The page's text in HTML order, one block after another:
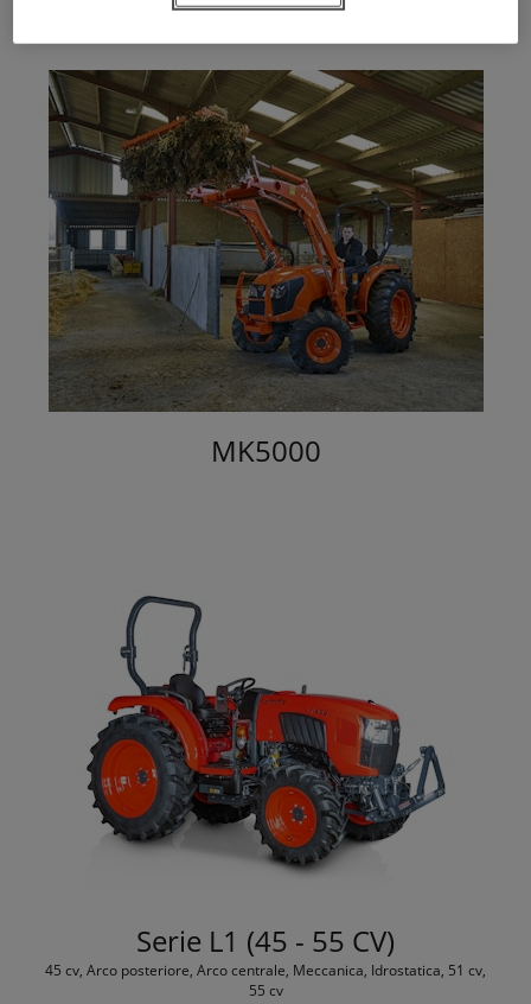
MK5000
Serie L1 (45 - 55 CV)
45 cv, Arco posteriore, Arco centrale, Meccanica, Idrostatica, 51 cv,
55 cv